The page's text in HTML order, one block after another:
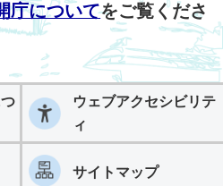
庁についてをご覧くださ
ウェブアクセシビリテ
ィ
サイトマップ